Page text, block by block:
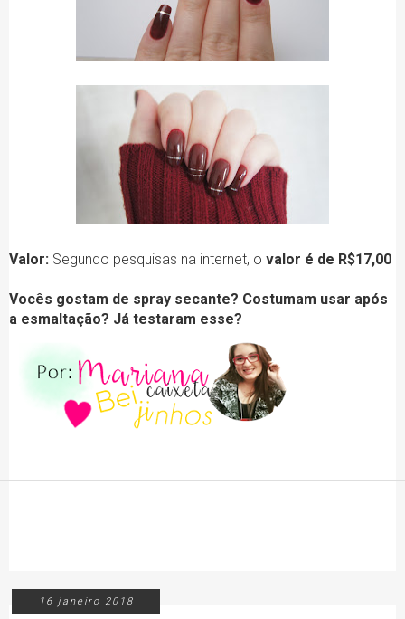
Valor: Segundo pesquisas na internet, o valor é de R$17,00
Vocês gostam de spray secante? Costumam usar após
a esmaltação? Já testaram esse?
16 janeiro 2018